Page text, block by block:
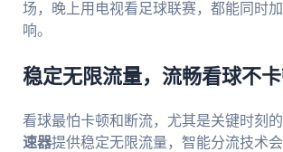
场，晚上用电视看足球联赛，都能同时
响。
稳定无限流量，流畅看球不
看球最怕卡顿和断流，尤其是关键时刻的
速器提供稳定无限流量，智能分流技术